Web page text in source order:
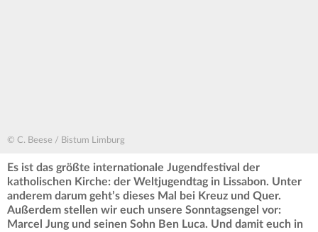
© C. Beese / Bistum Limburg
Es ist das größte internationale Jugendfestival der
katholischen Kirche: der Weltjugendtag in Lissabon. Unter
anderem darum geht’s dieses Mal bei Kreuz und Quer.
Außerdem stellen wir euch unsere Sonntagsengel vor:
Marcel Jung und seinen Sohn Ben Luca. Und damit euch in